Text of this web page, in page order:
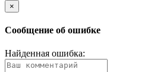
×
Сообщение об ошибке
Найденная ошибка: